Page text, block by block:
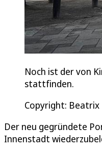
Noch ist der von
stattfinden.
Copyright: Beatrix
Der neu gegründete
Innenstadt